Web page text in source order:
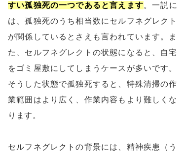
すい孤独死の一つであると言えます。一説に
は、孤独死のうち相当数にセルフネグレクト
が関係しているとさえも言われています。ま
た、セルフネグレクトの状態になると、自宅
をゴミ屋敷にしてしまうケースが多いです。
そうした状態で孤独死すると、特殊清掃の作
業範囲はより広く、作業内容もより難しくな
ります。
セルフネグレクトの背景には、精神疾患（う